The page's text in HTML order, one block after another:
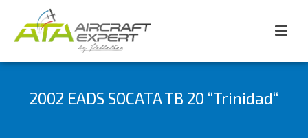
2002 EADS SOCATA TB 20 “Trinidad“